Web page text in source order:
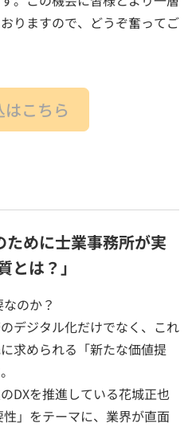
りますので、どうぞ奮ってご
はこちら
ために士業事務所が実
とは？」
のか？
デジタル化だけでなく、これ
求められる「新たな価値提
DXを推進している花城正也
」をテーマに、業界が直面